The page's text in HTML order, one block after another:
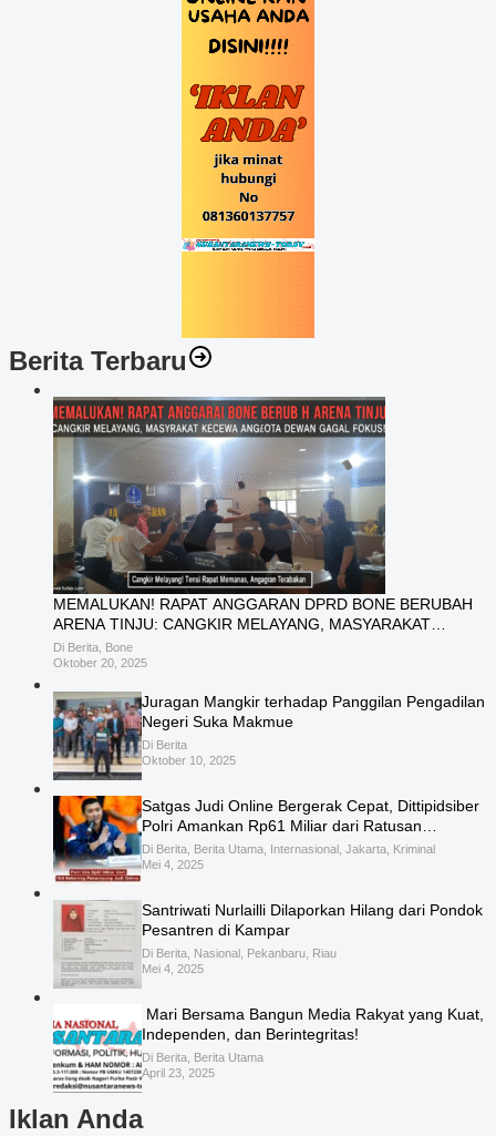
Berita Terbaru
MEMALUKAN! RAPAT ANGGARAN DPRD BONE BERUBAH
ARENA TINJU: CANGKIR MELAYANG, MASYARAKAT
KECEWA ANGGOTA DEWAN GAGAL FOKUS!
Di Berita, Bone
Oktober 20, 2025
Juragan Mangkir terhadap Panggilan Pengadilan
Negeri Suka Makmue
Di Berita
Oktober 10, 2025
Satgas Judi Online Bergerak Cepat, Dittipidsiber
Polri Amankan Rp61 Miliar dari Ratusan
Rekening Terindikasi
Di Berita, Berita Utama, Internasional, Jakarta, Kriminal
Mei 4, 2025
Santriwati Nurlailli Dilaporkan Hilang dari Pondok
Pesantren di Kampar
Di Berita, Nasional, Pekanbaru, Riau
Mei 4, 2025
️ Mari Bersama Bangun Media Rakyat yang Kuat,
Independen, dan Berintegritas!
Di Berita, Berita Utama
April 23, 2025
Iklan Anda